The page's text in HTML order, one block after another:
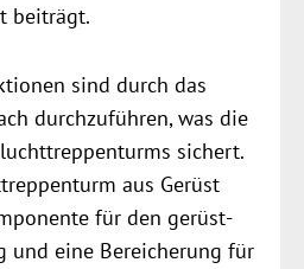
beiträgt.
sind durch das
durchzuführen, was die
sichert.
aus Gerüst
für den gerüst­
und eine Be­reicherung für